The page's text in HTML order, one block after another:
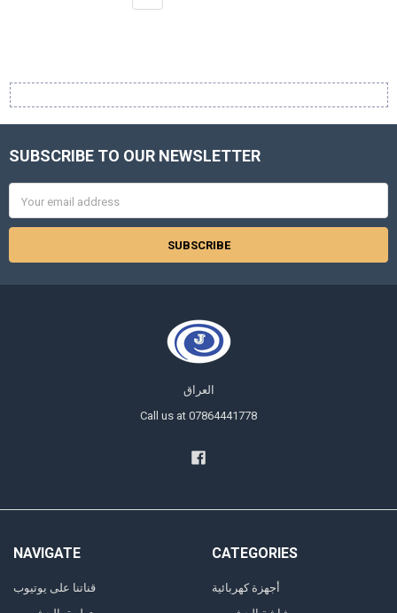
Footer
SUBSCRIBE TO OUR NEWSLETTER
Address
العراق
Call us at 07864441778
NAVIGATE
قناتنا على يوتيوب
CATEGORIES
أجهزة كهربائية